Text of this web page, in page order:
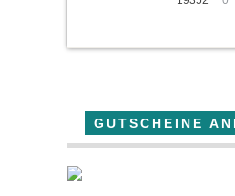
GUTSCHEINE